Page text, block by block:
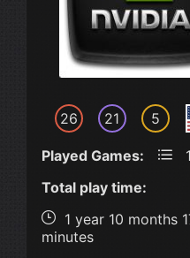
26 21 5
Played Games:
Total play time:
1 year 10 months
minutes